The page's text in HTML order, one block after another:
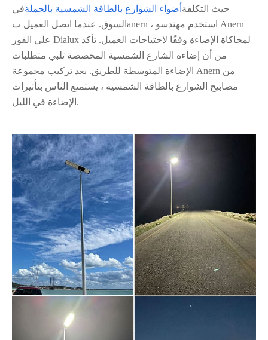
حيث التكلفة أضواء الشوارع بالطاقة الشمسية بالجملةفي
السوق. عندما اتصل العميل بanern ، استخدم مهندسو Anern
على الفور Dialux لمحاكاة الإضاءة وفقًا لاحتياجات العميل. تأكد
من أن إضاءة الشارع الشمسية المخصصة تلبي متطلبات
الإضاءة المتوسطة للطريق. بعد تركيب مجموعة Anern من
مصابيح الشوارع بالطاقة الشمسية ، يستمتع الناس بتأثيرات
الإضاءة في الليل.